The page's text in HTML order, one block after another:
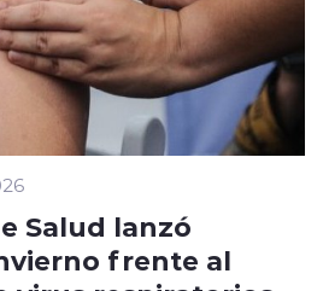
Salud lanzó
frente al